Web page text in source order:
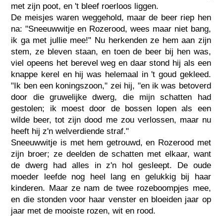
met zijn poot, en 't bleef roerloos liggen.
De meisjes waren weggehold, maar de beer riep hen
na: "Sneeuwwitje en Rozerood, wees maar niet bang,
ik ga met jullie mee!" Nu herkenden ze hem aan zijn
stem, ze bleven staan, en toen de beer bij hen was,
viel opeens het berevel weg en daar stond hij als een
knappe kerel en hij was helemaal in 't goud gekleed.
"Ik ben een koningszoon," zei hij, "en ik was betoverd
door die gruwelijke dwerg, die mijn schatten had
gestolen; ik moest door de bossen lopen als een
wilde beer, tot zijn dood me zou verlossen, maar nu
heeft hij z'n welverdiende straf."
Sneeuwwitje is met hem getrouwd, en Rozerood met
zijn broer; ze deelden de schatten met elkaar, want
de dwerg had alles in z'n hol gesleept. De oude
moeder leefde nog heel lang en gelukkig bij haar
kinderen. Maar ze nam de twee rozeboompjes mee,
en die stonden voor haar venster en bloeiden jaar op
jaar met de mooiste rozen, wit en rood.